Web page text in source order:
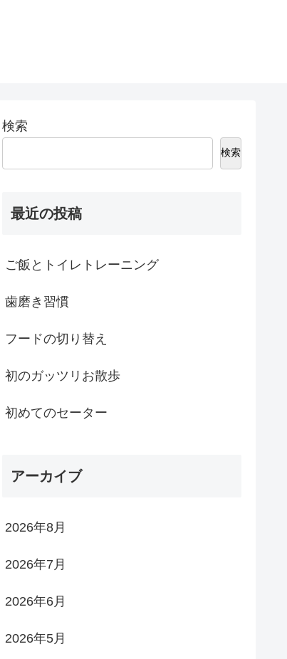
検索
検索
最近の投稿
ご飯とトイレトレーニング
歯磨き習慣
フードの切り替え
初のガッツリお散歩
初めてのセーター
アーカイブ
2026年8月
2026年7月
2026年6月
2026年5月